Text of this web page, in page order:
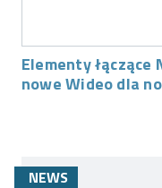
Elementy łączące
nowe Wideo dla
NEWS